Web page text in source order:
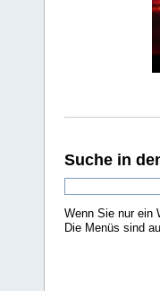
Suche in
Wenn Sie nur ein
Die Menüs sind